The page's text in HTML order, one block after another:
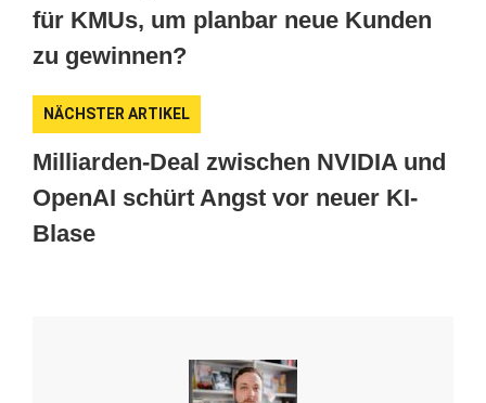
für KMUs, um planbar neue Kunden
zu gewinnen?
NÄCHSTER ARTIKEL
Milliarden-Deal zwischen NVIDIA und
OpenAI schürt Angst vor neuer KI-
Blase